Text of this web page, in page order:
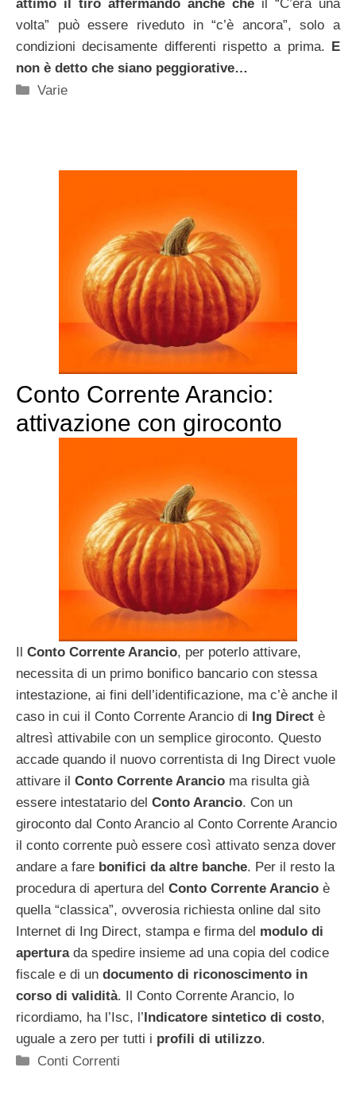
attimo il tiro affermando anche che il “C’era una
volta” può essere riveduto in “c’è ancora”, solo a
condizioni decisamente differenti rispetto a prima. E
non è detto che siano peggiorative…
Categorie
Varie
Conto Corrente Arancio:
attivazione con giroconto
Il Conto Corrente Arancio, per poterlo attivare,
necessita di un primo bonifico bancario con stessa
intestazione, ai fini dell’identificazione, ma c’è anche il
caso in cui il Conto Corrente Arancio di Ing Direct è
altresì attivabile con un semplice giroconto. Questo
accade quando il nuovo correntista di Ing Direct vuole
attivare il Conto Corrente Arancio ma risulta già
essere intestatario del Conto Arancio. Con un
giroconto dal Conto Arancio al Conto Corrente Arancio
il conto corrente può essere così attivato senza dover
andare a fare bonifici da altre banche. Per il resto la
procedura di apertura del Conto Corrente Arancio è
quella “classica”, ovverosia richiesta online dal sito
Internet di Ing Direct, stampa e firma del modulo di
aperturada spedire insieme ad una copia del codice
fiscale e di un documento di riconoscimento in
corso di validità. Il Conto Corrente Arancio, lo
ricordiamo, ha l’Isc, l’Indicatore sintetico di costo,
uguale a zero per tutti i profili di utilizzo.
Categorie
Conti Correnti